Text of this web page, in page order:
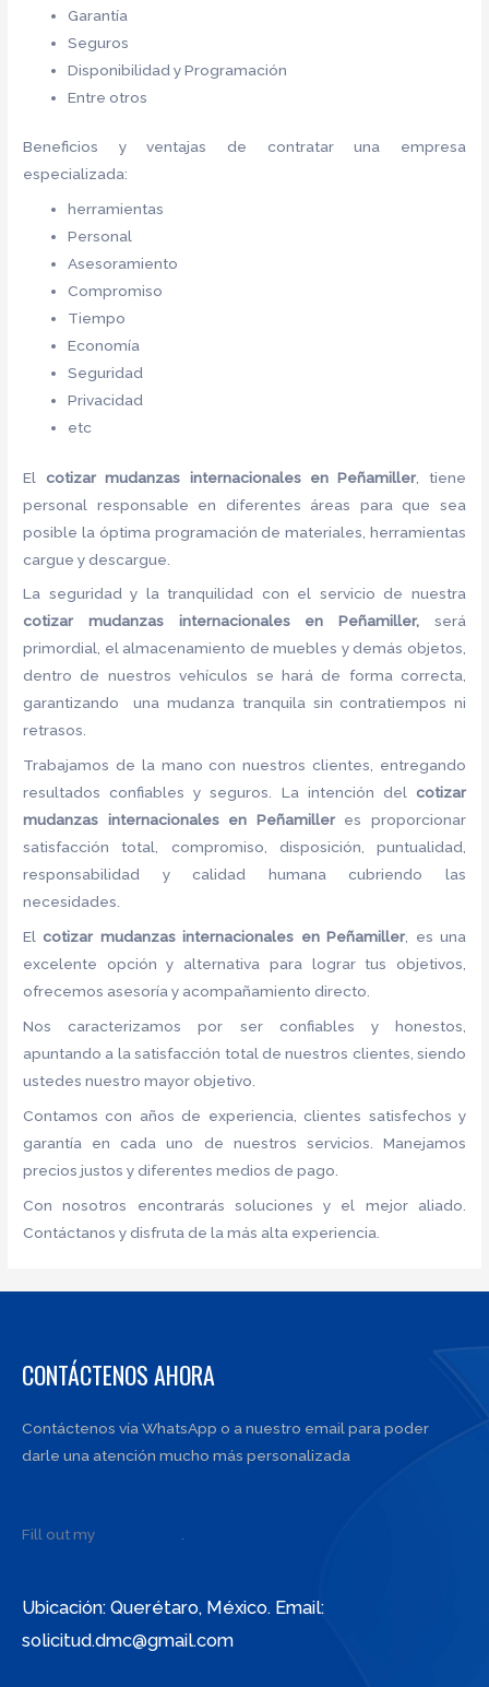
Garantía
Seguros
Disponibilidad y Programación
Entre otros
Beneficios y ventajas de contratar una empresa
especializada:
herramientas
Personal
Asesoramiento
Compromiso
Tiempo
Economía
Seguridad
Privacidad
etc
El cotizar mudanzas internacionales en Peñamiller, tiene
personal responsable en diferentes áreas para que sea
posible la óptima programación de materiales, herramientas
cargue y descargue.
La seguridad y la tranquilidad con el servicio de nuestra
cotizar mudanzas internacionales
en Peñamiller, será
primordial, el almacenamiento de muebles y demás objetos,
dentro de nuestros vehículos se hará de forma correcta,
garantizando una mudanza tranquila sin contratiempos ni
retrasos.
Trabajamos de la mano con nuestros clientes, entregando
resultados confiables y seguros. La intención del cotizar
mudanzas internacionales en Peñamilleres proporcionar
satisfacción total, compromiso, disposición, puntualidad,
responsabilidad y calidad humana cubriendo las
necesidades.
Elcotizar mudanzas internacionales en Peñamiller, es una
excelente opción y alternativa para lograr tus objetivos,
ofrecemos asesoría y acompañamiento directo.
Nos caracterizamos por ser confiables y honestos,
apuntando a la satisfacción total de nuestros clientes, siendo
ustedes nuestro mayor objetivo.
Contamos con años de experiencia, clientes satisfechos y
garantía en cada uno de nuestros servicios. Manejamos
precios justos y diferentes medios de pago.
Con nosotros encontrarás soluciones y el mejor aliado.
Contáctanos y disfruta de la más alta experiencia.
CONTÁCTENOS AHORA
Contáctenos vía WhatsApp o a nuestro email para poder
darle una atención mucho más personalizada
Fill out my .
Ubicación: Querétaro, México. Email:
solicitud.dmc@gmail.com